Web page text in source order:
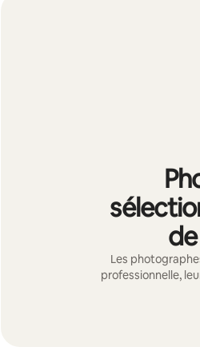
Les
professionnelle,